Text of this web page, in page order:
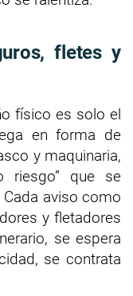
fletes y
físico es solo el
en forma de
y maquinaria,
riesgo” que se
aviso como
y fletadores
se espera
se contrata